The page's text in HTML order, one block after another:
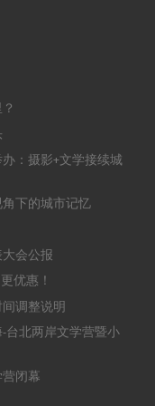
：摄影+文学接续城
下的城市记忆
大会公报
优惠！
调整说明
台北两岸文学营暨小
闭幕